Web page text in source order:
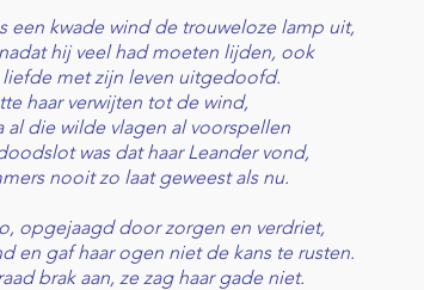
een kwade wind de trouweloze lamp uit,
hij veel had moeten lijden, ook
liefde met zijn leven uitgedoofd.
haar verwijten tot de wind,
al die wilde vlagen al voorspellen
was dat haar Leander vond,
nooit zo laat geweest als nu.
opgejaagd door zorgen en verdriet,
en gaf haar ogen niet de kans te rusten.
brak aan, ze zag haar gade niet.